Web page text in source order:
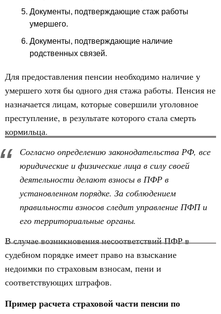
Документы, подтверждающие стаж работы
умершего.
Документы, подтверждающие наличие
родственных связей.
Для предоставления пенсии необходимо наличие у
умершего хотя бы одного дня стажа работы. Пенсия не
назначается лицам, которые совершили уголовное
преступление, в результате которого стала смерть
кормильца.
Согласно определению законодательства РФ, все
юридические и физические лица в силу своей
деятельности делают взносы в ПФР в
установленном порядке. За соблюдением
правильности взносов следит управление ПФП и
его территориальные органы.
В случае возникновения несоответствий ПФР в
судебном порядке имеет право на взыскание
недоимки по страховым взносам, пени и
соответствующих штрафов.
Пример расчета страховой части пенсии по